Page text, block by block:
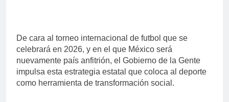
De cara al torneo internacional de futbol que se
celebrará en 2026, y en el que México será
nuevamente país anfitrión, el Gobierno de la Gente
impulsa esta estrategia estatal que coloca al deporte
como herramienta de transformación social.